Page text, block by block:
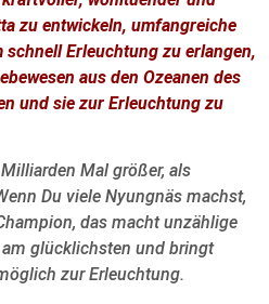
zu entwickeln, umfangreiche
schnell Erleuchtung zu erlangen,
aus den Ozeanen des
und sie zur Erleuchtung zu
Mal größer, als
Du viele Nyungnäs machst,
das macht unzählige
glücklichsten und bringt
zur Erleuchtung.